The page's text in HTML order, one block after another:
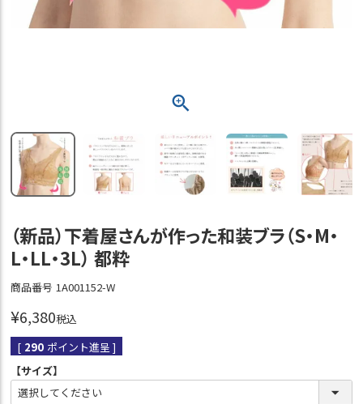
（新品）下着屋さんが作った和装ブラ（S・M・
L・LL・3L） 都粋
商品番号 1A001152-W
¥6,380税込
[ 290 ポイント進呈 ]
【サイズ】